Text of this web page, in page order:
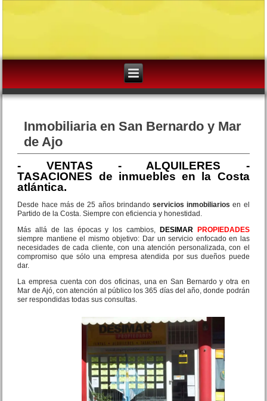
Inmobiliaria en San Bernardo y Mar
de Ajo
- VENTAS - ALQUILERES -
TASACIONES de inmuebles en la Costa
atlántica.
Desde hace más de 25 años brindando servicios inmobiliarios en el
Partido de la Costa. Siempre con eficiencia y honestidad.
Más allá de las épocas y los cambios,
DESIMAR
PROPIEDADES
siempre mantiene el mismo objetivo: Dar un servicio enfocado en las
necesidades de cada cliente, con una atención personalizada, con el
compromiso que sólo una empresa atendida por sus dueños puede
dar.
La empresa cuenta con dos oficinas, una en San Bernardo y otra en
Mar de Ajó, con atención al público los 365 días del año, donde podrán
ser respondidas todas sus consultas.